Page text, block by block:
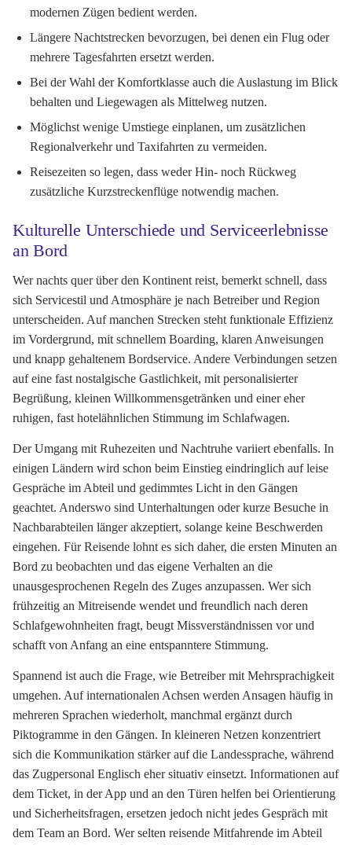
modernen Zügen bedient werden.
Längere Nachtstrecken bevorzugen, bei denen ein Flug oder
mehrere Tagesfahrten ersetzt werden.
Bei der Wahl der Komfortklasse auch die Auslastung im Blick
behalten und Liegewagen als Mittelweg nutzen.
Möglichst wenige Umstiege einplanen, um zusätzlichen
Regionalverkehr und Taxifahrten zu vermeiden.
Reisezeiten so legen, dass weder Hin- noch Rückweg
zusätzliche Kurzstreckenflüge notwendig machen.
Kulturelle Unterschiede und Serviceerlebnisse
an Bord
Wer nachts quer über den Kontinent reist, bemerkt schnell, dass
sich Servicestil und Atmosphäre je nach Betreiber und Region
unterscheiden. Auf manchen Strecken steht funktionale Effizienz
im Vordergrund, mit schnellem Boarding, klaren Anweisungen
und knapp gehaltenem Bordservice. Andere Verbindungen setzen
auf eine fast nostalgische Gastlichkeit, mit personalisierter
Begrüßung, kleinen Willkommensgetränken und einer eher
ruhigen, fast hotelähnlichen Stimmung im Schlafwagen.
Der Umgang mit Ruhezeiten und Nachtruhe variiert ebenfalls. In
einigen Ländern wird schon beim Einstieg eindringlich auf leise
Gespräche im Abteil und gedimmtes Licht in den Gängen
geachtet. Anderswo sind Unterhaltungen oder kurze Besuche in
Nachbarabteilen länger akzeptiert, solange keine Beschwerden
eingehen. Für Reisende lohnt es sich daher, die ersten Minuten an
Bord zu beobachten und das eigene Verhalten an die
unausgesprochenen Regeln des Zuges anzupassen. Wer sich
frühzeitig an Mitreisende wendet und freundlich nach deren
Schlafgewohnheiten fragt, beugt Missverständnissen vor und
schafft von Anfang an eine entspanntere Stimmung.
Spannend ist auch die Frage, wie Betreiber mit Mehrsprachigkeit
umgehen. Auf internationalen Achsen werden Ansagen häufig in
mehreren Sprachen wiederholt, manchmal ergänzt durch
Piktogramme in den Gängen. In kleineren Netzen konzentriert
sich die Kommunikation stärker auf die Landessprache, während
das Zugpersonal Englisch eher situativ einsetzt. Informationen auf
dem Ticket, in der App und an den Türen helfen bei Orientierung
und Sicherheitsfragen, ersetzen jedoch nicht jedes Gespräch mit
dem Team an Bord. Wer selten reisende Mitfahrende im Abteil